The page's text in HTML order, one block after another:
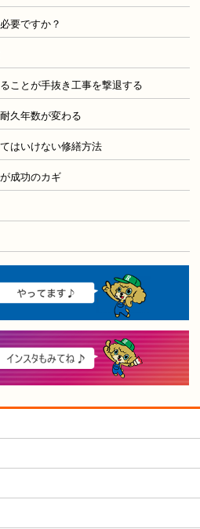
要ですか？
ことが手抜き工事を撃退する
久年数が変わる
はいけない修繕方法
成功のカギ